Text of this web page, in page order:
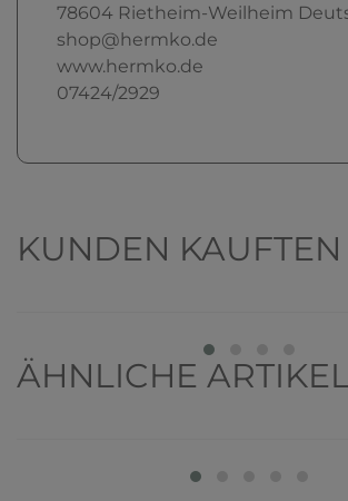
78604 Rietheim-Weilheim
shop@hermko.de
www.hermko.de
07424/2929
KUNDEN
ÄHNLICHE